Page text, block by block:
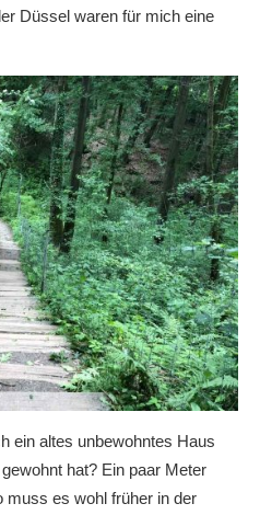
Düssel waren für mich eine
ein altes unbewohntes Haus
hat? Ein paar Meter
muss es wohl früher in der